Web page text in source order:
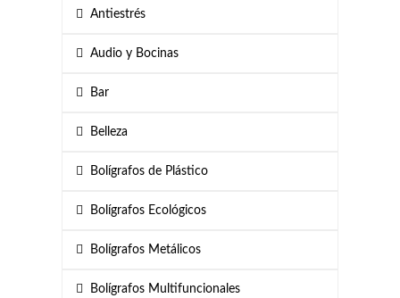
Antiestrés
Audio y Bocinas
Bar
Belleza
Bolígrafos de Plástico
Bolígrafos Ecológicos
Bolígrafos Metálicos
Bolígrafos Multifuncionales